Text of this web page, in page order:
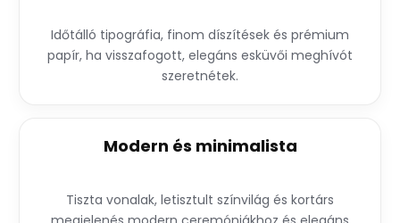
Időtálló tipográfia, finom díszítések és prémium
papír, ha visszafogott, elegáns esküvői meghívót
szeretnétek.
Modern és minimalista
Tiszta vonalak, letisztult színvilág és kortárs